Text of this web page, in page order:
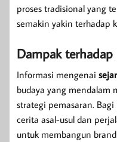
proses tradisional yang
semakin yakin terhadap
Dampak terhadap
Informasi mengenai
budaya yang mendalam
strategi pemasaran.
cerita asal-usul dan
untuk membangun